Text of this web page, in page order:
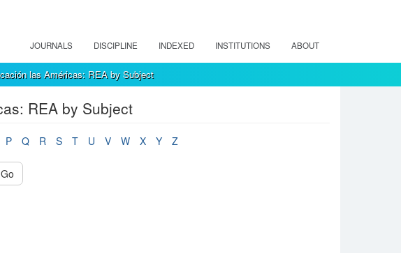
JOURNALS DISCIPLINE INDEXED INSTITUTIONS ABOUT
las Américas: REA by Subject
REA by Subject
P Q R S T U V W X Y Z
Go